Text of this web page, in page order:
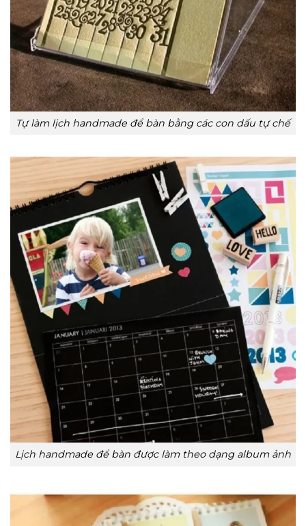
Tự làm lịch handmade để bàn bằng các con dấu tự chế
Lịch handmade để bàn được làm theo dạng album ảnh